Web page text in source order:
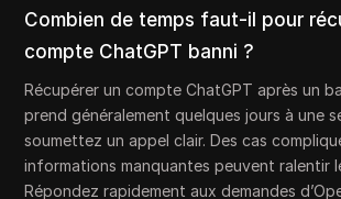
Combien de temps faut-il pour
compte ChatGPT banni ?
Récupérer un compte ChatGPT après un
prend généralement quelques jours à une
soumettez un appel clair. Des cas
informations manquantes peuvent ralentir
Répondez rapidement aux demandes